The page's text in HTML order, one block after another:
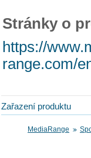
Stránky o
https://
range.com/
Zařazení produktu
MediaRange